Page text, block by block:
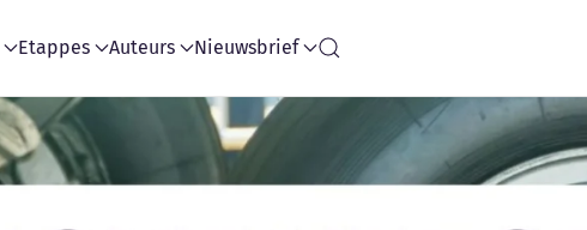
Etappes Auteurs Nieuwsbrief